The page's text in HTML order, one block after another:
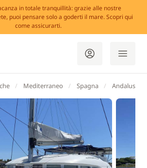
in totale tranquillità: grazie alle nostre
puoi pensare solo a goderti il mare. Scopri qui
come assicurarti.
Mediterraneo Spagna Andalusia